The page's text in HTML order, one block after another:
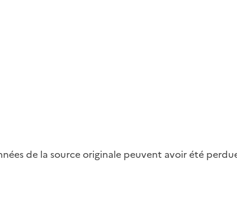
de la source originale peuvent avoir été